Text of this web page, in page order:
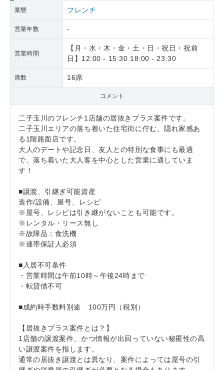
業態 フレンチ
営業年数 -
営業時間
【月・水・木・金・土・日・祝日・祝前
日】12:00 - 15:30 18:00 - 23:30
席数 16席
コメント
二子玉川のフレンチ1店舗の居抜きプラス案件です。
二子玉川エリアの落ち着いた住宅街に佇む、隠れ家感あ
る1階路面店です。
大人のデートや記念日、友人との特別な食事にも最適
で、落ち着いた大人客を中心とした営業に適していま
す！
■譲渡、引継ぎ可能資産
造作/設備、屋号、レシピ
※屋号、レシピは引き継がないことも可能です。
※レンタル・リース無し
※故障品：食洗機
※連帯保証人必須
■入居不可条件
・営業時間は午前10時～午後24時まで
・転貸借不可
■成約時手数料別途 100万円（税別）
【居抜きプラス案件とは？】
1店舗の譲渡案件、かつ情報が出回っていない秘匿性の高
い譲渡案件を指します。
通常の居抜き譲渡とは異なり、案件によっては屋号の引